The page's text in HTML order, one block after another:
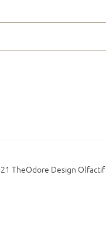
TheOdore Design Olfactif